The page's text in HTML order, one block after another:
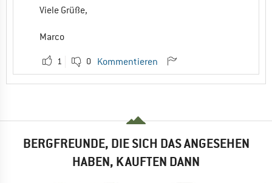
Viele Grüße,
Marco
1 0 Kommentieren
BERGFREUNDE, DIE SICH DAS ANGESEHEN
HABEN, KAUFTEN DANN